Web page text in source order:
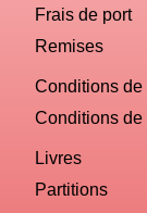
Frais de port
Remises
Conditions
Conditions
Livres
Partitions